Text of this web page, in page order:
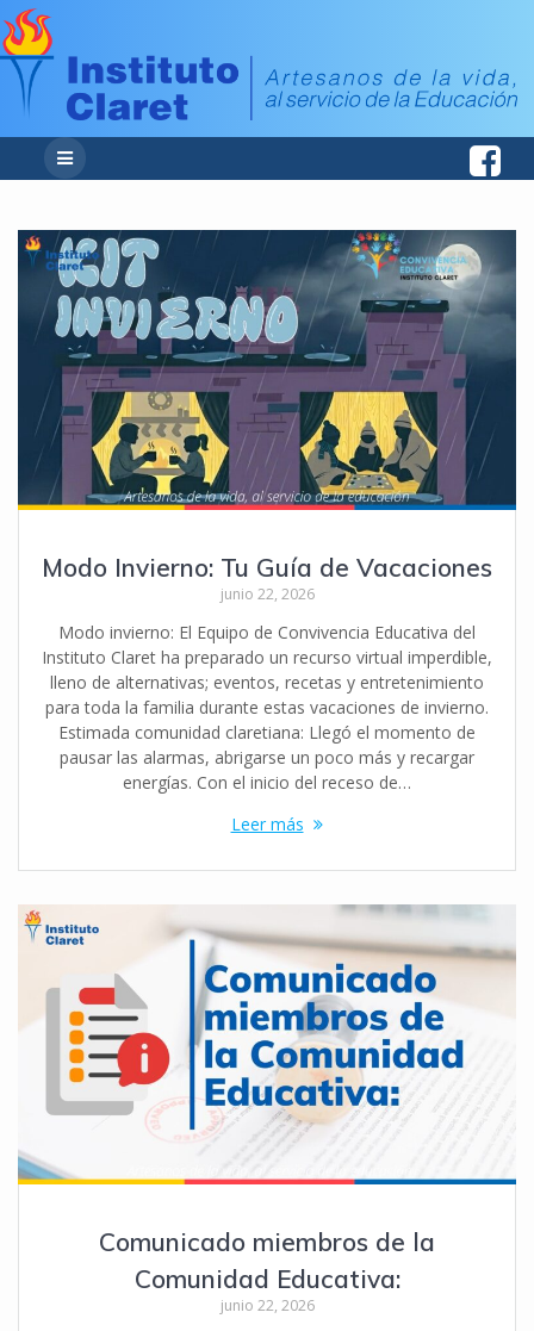
Modo Invierno: Tu Guía de Vacaciones
junio 22, 2026
Modo invierno: El Equipo de Convivencia Educativa del
Instituto Claret ha preparado un recurso virtual imperdible,
lleno de alternativas; eventos, recetas y entretenimiento
para toda la familia durante estas vacaciones de invierno.
Estimada comunidad claretiana: Llegó el momento de
pausar las alarmas, abrigarse un poco más y recargar
energías. Con el inicio del receso de…
Leer más
Comunicado miembros de la
Comunidad Educativa:
junio 22, 2026